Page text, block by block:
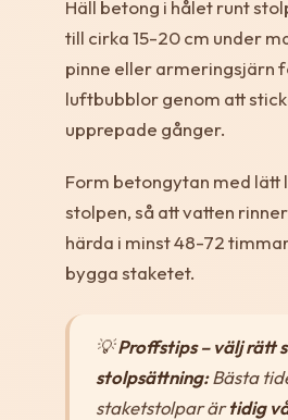
Häll betong i hålet runt
till cirka 15-20 cm under
pinne eller armeringsjärn
luftbubblor genom att
upprepade gånger.
Form betongytan med lätt
stolpen, så att vatten
härda i minst 48-72
bygga staketet.
💡Proffstips – välj rätt
stolpsättning:Bästa
staketstolpar ärtidig